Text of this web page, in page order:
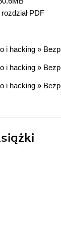
PDF
i hacking »
i hacking »
i hacking »